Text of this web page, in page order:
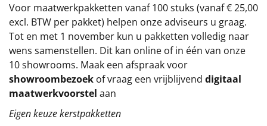
Per stuk
Alle overige
Voor maatwerkpakketten vanaf 100 stuks (vanaf € 25,00
excl. BTW per pakket) helpen onze adviseurs u graag.
Tot en met 1 november kun u pakketten volledig naar
wens samenstellen. Dit kan online of in één van onze
10 showrooms. Maak een afspraak voor
showroombezoek of vraag een vrijblijvend digitaal
maatwerkvoorstel aan
Eigen keuze kerstpakketten